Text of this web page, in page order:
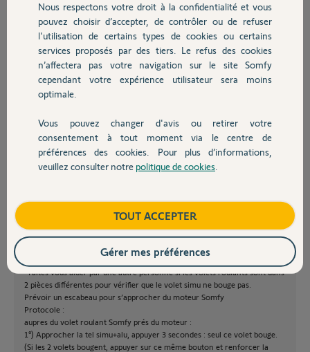
Chauffage
Autres produits
Devis avec un pro
Contact
Au final le moteur en défaut n’opère qu’en même temps que le Simu
via sa télécommande. Comment faire pour associer la télécommande
rts origine au moteur concerne sans cette méthode de disjonction .
Merci et désolé pour le pavé
Adrien G.
il y a plus de 8 ans
Participer au fil de discussion
Vous aurez besoin de manipuler seulement les boutons programmation
aux dos des télécommandes
-Emmailloter la tel. Simu avec du papier d’alu pour limiter la porté.
-Faites vous aider par une autre personne si les volets roulants sont dans
2 pièces différentes pour vérifier que le volet simu ne bouge pas.
Prévoir un escabeau pour s’approcher du moteur Somfy
Protocole :
aupres du volet roulant Somfy prés du moteur :
1°) Approcher la tel simu+alu, appuyer 3 secondes : seul ce volet bouge.
(Si les 2 volets bougent, appuyer sur ce même bouton et renforcer la
Nous respectons votre droit à la confidentialité et vous
pouvez choisir d’accepter, de contrôler ou de refuser
l'utilisation de certains types de cookies ou certains
services proposés par des tiers. Le refus des cookies
n’affectera pas votre navigation sur le site Somfy
cependant votre expérience utilisateur sera moins
optimale.
Vous pouvez changer d'avis ou retirer votre
consentement à tout moment via le centre de
préférences des cookies. Pour plus d’informations,
veuillez consulter notre politique de cookies
TOUT ACCEPTER
Gérer mes préférences